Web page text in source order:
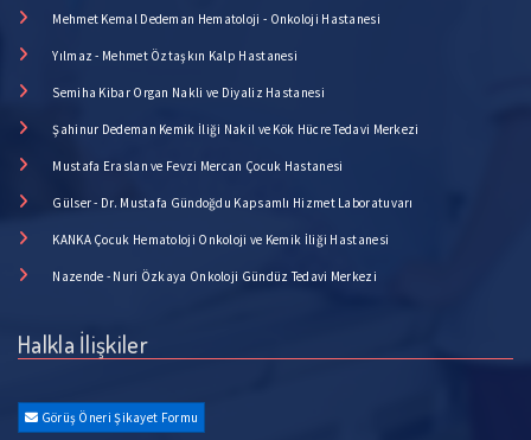
Mehmet Kemal Dedeman Hematoloji - Onkoloji Hastanesi
Yılmaz - Mehmet Öztaşkın Kalp Hastanesi
Semiha Kibar Organ Nakli ve Diyaliz Hastanesi
Şahinur Dedeman Kemik İliği Nakil ve Kök Hücre Tedavi Merkezi
Mustafa Eraslan ve Fevzi Mercan Çocuk Hastanesi
Gülser - Dr. Mustafa Gündoğdu Kapsamlı Hizmet Laboratuvarı
KANKA Çocuk Hematoloji Onkoloji ve Kemik İliği Hastanesi
Nazende - Nuri Özkaya Onkoloji Gündüz Tedavi Merkezi
Halkla İlişkiler
Görüş Öneri Şikayet Formu